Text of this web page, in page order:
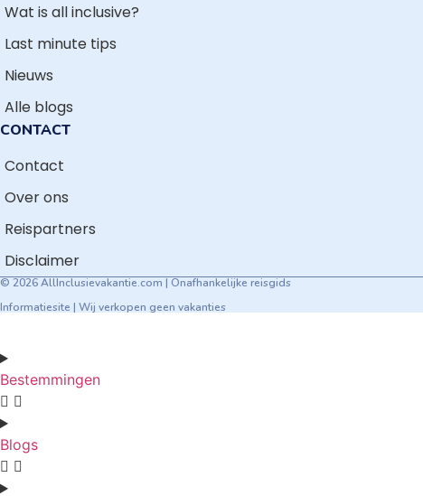
Wat is all inclusive?
Last minute tips
Nieuws
Alle blogs
CONTACT
Contact
Over ons
Reispartners
Disclaimer
© 2026 AllInclusievakantie.com | Onafhankelijke reisgids
Informatiesite | Wij verkopen geen vakanties
Bestemmingen
Blogs